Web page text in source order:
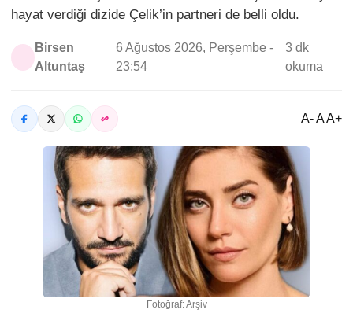
hayat verdiği dizide Çelik’in partneri de belli oldu.
Birsen
Altuntaş
6 Ağustos 2026, Perşembe -
23:54
3 dk
okuma
A- A A+
Fotoğraf: Arşiv